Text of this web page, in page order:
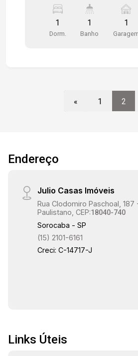
mobiliado e modulado, sala com
banheira com hidro, sala,
dormitório, cozinha toda
1
Dorm.
1
Banho
1
« 1 2
Endereço
Julio Casas Imóveis
Rua Clodomiro Paschoal, 187
Paulistano, CEP:18040-740
Sorocaba - SP
(15) 2101-6161
Creci: C-14717-J
Links Úteis